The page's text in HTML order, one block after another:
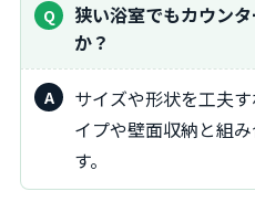
狭い浴室でもカウンターリフォームはできます
か？
サイズや形状を工夫すれば可能です。コーナータ
イプや壁面収納と組
す。